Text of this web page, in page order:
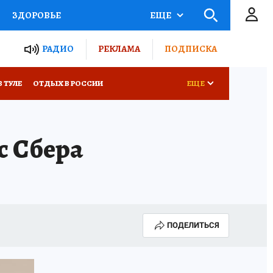
ЗДОРОВЬЕ
РОССИИ
ПОТРЕБИТЕЛЯ
ЕЩЕ
РАДИО РЕКЛАМА ПОДПИСКА
ТУЛЕ ОТДЫХ В РОССИИ ЕЩЕ
Сбера
ПОДЕЛИТЬСЯ